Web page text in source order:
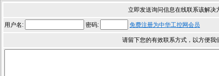
立即发送询问信息在线联系该解决
用户名: 密码: 免费注册为中华工控网会员
请留下您的有效联系方式，以方便我